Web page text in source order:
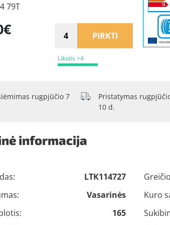
79T
Likutis >4
PIRKTI
rugpjūčio 7
Pristatymas
10 d.
informacija
LTK114727
Vasarinės
165
Kuro